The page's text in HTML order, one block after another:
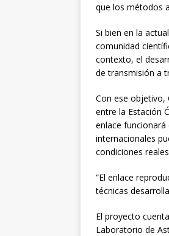
que los métodos
Si bien en la
comunidad
contexto, el
de transmisión a
Con ese objetivo,
entre la Estación
enlace
internacionales
condiciones
“El enlace
técnicas
El proyecto
Laboratorio de